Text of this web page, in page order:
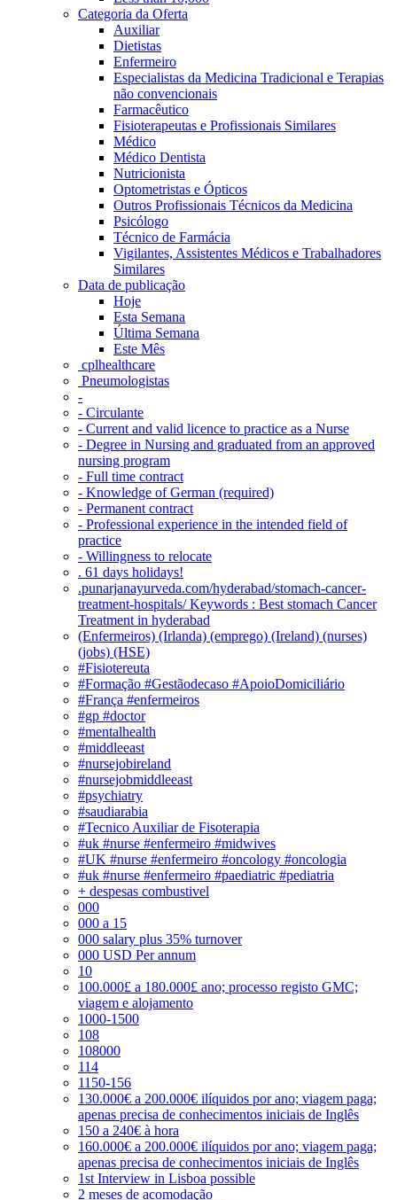
Categoria da Oferta
Auxiliar
Dietistas
Enfermeiro
Especialistas da Medicina Tradicional e Terapias
não convencionais
Farmacêutico
Fisioterapeutas e Profissionais Similares
Médico
Médico Dentista
Nutricionista
Optometristas e Ópticos
Outros Profissionais Técnicos da Medicina
Psicólogo
Técnico de Farmácia
Vigilantes, Assistentes Médicos e Trabalhadores
Similares
Data de publicação
Hoje
Esta Semana
Última Semana
Este Mês
‎ cplhealthcare‬
Pneumologistas
-
- Circulante
- Current and valid licence to practice as a Nurse
- Degree in Nursing and graduated from an approved
nursing program
- Full time contract
- Knowledge of German (required)
- Permanent contract
- Professional experience in the intended field of
practice
- Willingness to relocate
. 61 days holidays!
.punarjanayurveda.com/hyderabad/stomach-cancer-
treatment-hospitals/ Keywords : Best stomach Cancer
Treatment in hyderabad
(Enfermeiros) (Irlanda) (emprego) (Ireland) (nurses)
(jobs) (HSE)
#Fisiotereuta
#Formação #Gestãodecaso #ApoioDomiciliário
#França #enfermeiros
#gp #doctor
#mentalhealth
#middleeast
#nursejobireland
#nursejobmiddleeast
#psychiatry
#saudiarabia
#Tecnico Auxiliar de Fisoterapia
#uk #nurse #enfermeiro #midwives
#UK #nurse #enfermeiro #oncology #oncologia
#uk #nurse #enfermeiro #paediatric #pediatria
+ despesas combustivel
000
000 a 15
000 salary plus 35% turnover
000 USD Per annum
10
100.000£ a 180.000£ ano; processo registo GMC;
viagem e alojamento
1000-1500
108
108000
114
1150-156
130.000€ a 200.000€ ilíquidos por ano; viagem paga;
apenas precisa de conhecimentos iniciais de Inglês
150 a 240€ à hora
160.000€ a 200.000€ ilíquidos por ano; viagem paga;
apenas precisa de conhecimentos iniciais de Inglês
1st Interview in Lisboa possible
2 meses de acomodação